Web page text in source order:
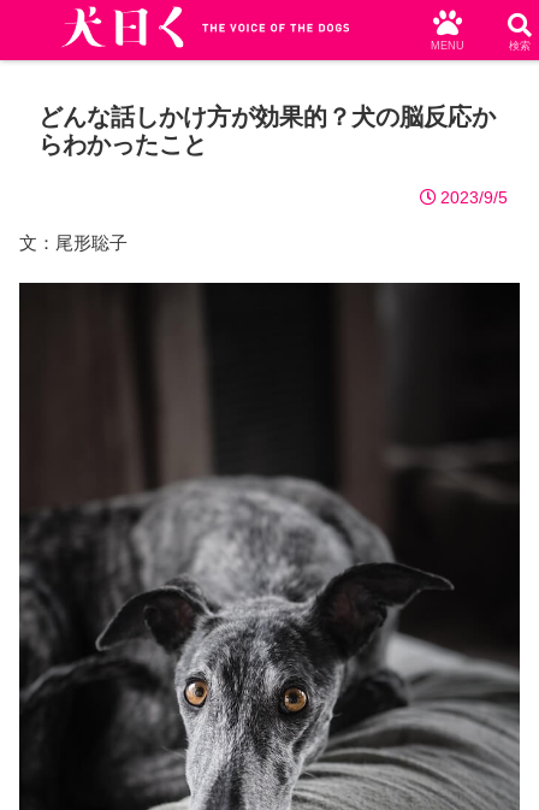
どんな話しかけ方が効果的？犬の脳反応か
らわかったこと
2023/9/5
文：尾形聡子
MENU 検索